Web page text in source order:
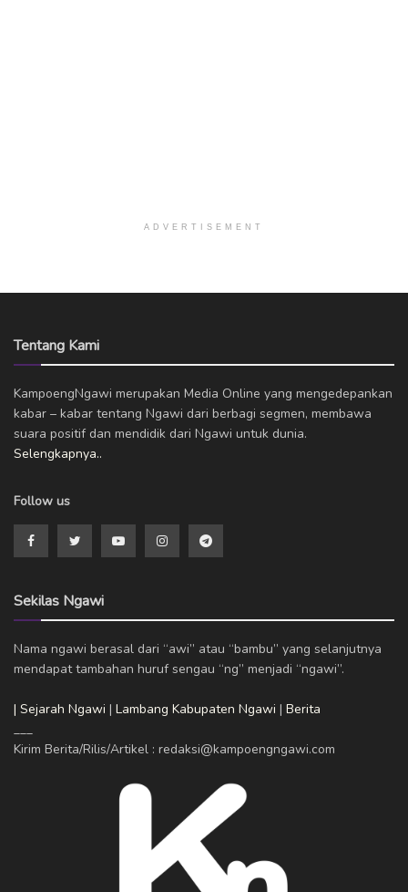
ADVERTISEMENT
Tentang Kami
KampoengNgawi merupakan Media Online yang mengedepankan
kabar – kabar tentang Ngawi dari berbagi segmen, membawa
suara positif dan mendidik dari Ngawi untuk dunia.
Selengkapnya..
Follow us
Sekilas Ngawi
Nama ngawi berasal dari “awi” atau “bambu” yang selanjutnya
mendapat tambahan huruf sengau “ng” menjadi “ngawi”.
| Sejarah Ngawi | Lambang Kabupaten Ngawi | Berita
___
Kirim Berita/Rilis/Artikel : redaksi@kampoengngawi.com